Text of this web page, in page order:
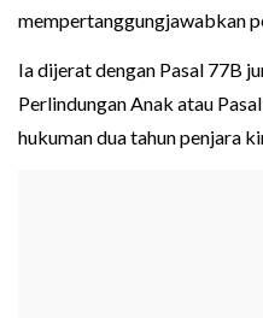
mempertanggungjawabkan
Ia dijerat dengan Pasal 77B
Perlindungan Anak atau
hukuman dua tahun penjara